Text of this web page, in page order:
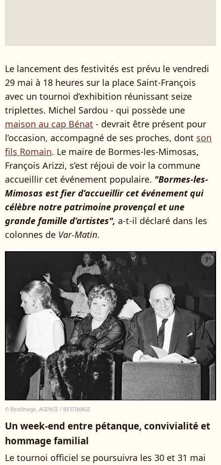
Le lancement des festivités est prévu le vendredi
29 mai à 18 heures sur la place Saint‑François
avec un tournoi d’exhibition réunissant seize
triplettes. Michel Sardou - qui possède une
maison au cap Bénat - devrait être présent pour
l’occasion, accompagné de ses proches, dont son
fils Romain. Le maire de Bormes-les-Mimosas,
François Arizzi, s’est réjoui de voir la commune
accueillir cet événement populaire. "Bormes-les-
Mimosas est fier d’accueillir cet événement qui
célèbre notre patrimoine provençal et une
grande famille d’artistes", a-t-il déclaré dans les
colonnes de Var-Matin.
© BestImage, AGENCE / BESTIMAGE
Un week-end entre pétanque, convivialité et
hommage familial
Le tournoi officiel se poursuivra les 30 et 31 mai